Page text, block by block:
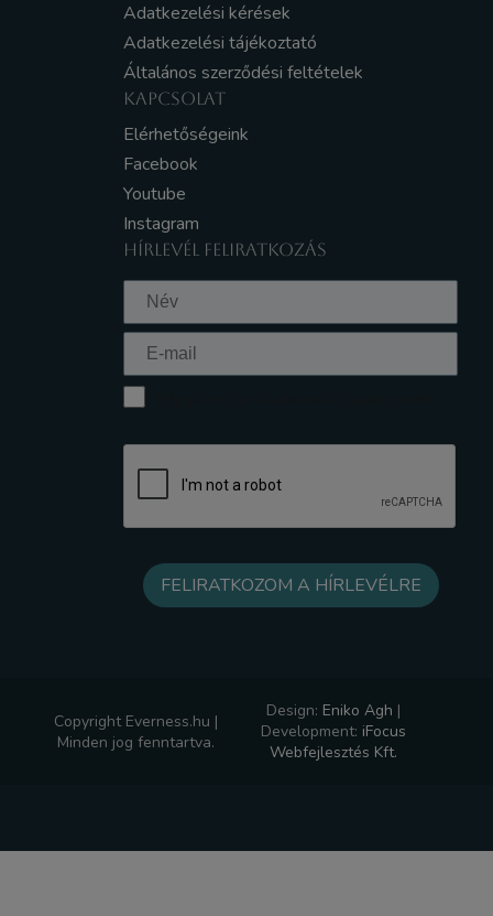
Adatkezelési kérések
Adatkezelési tájékoztató
Általános szerződési feltételek
KAPCSOLAT
Elérhetőségeink
Facebook
Youtube
Instagram
HÍRLEVÉL FELIRATKOZÁS
Copyright Everness.hu |
Minden jog fenntartva.
Design: Eniko Agh |
Development: iFocus
Webfejlesztés Kft.